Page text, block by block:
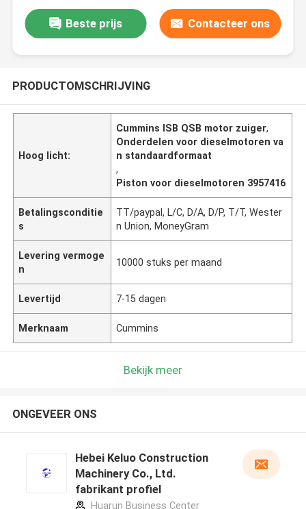
Beste prijs Contacteer ons
PRODUCTOMSCHRIJVING
Hoog licht:
Cummins ISB QSB motor zuiger,
Onderdelen voor dieselmotoren va
n standaardformaat
,
Piston voor dieselmotoren 3957416
Betalingsconditie
s
TT/paypal, L/C, D/A, D/P, T/T, Wester
n Union, MoneyGram
Levering vermoge
n
10000 stuks per maand
Levertijd 7-15 dagen
Merknaam Cummins
Bekijk meer
ONGEVEER ONS
Hebei Keluo Construction
Machinery Co., Ltd.
fabrikant profiel
Huarun Business Center